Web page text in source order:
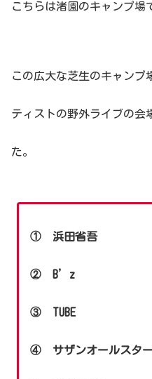
こちらは渚園のキャンプ場
この広大な芝生のキャンプ
ティストの野外ライブの会
た。
① 浜田省吾
② B’z
③ TUBE
④ サザンオールスタ